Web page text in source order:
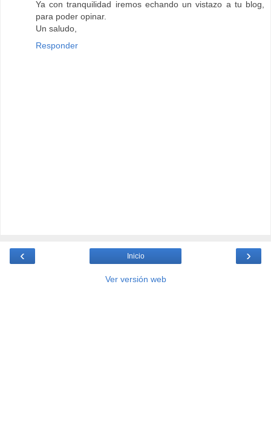
Ya con tranquilidad iremos echando un vistazo a tu blog,
para poder opinar.
Un saludo,
Responder
‹ ›
Inicio
Ver versión web